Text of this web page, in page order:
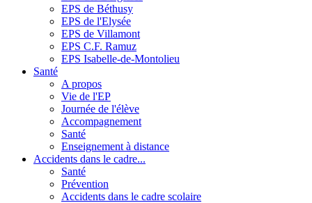
EPS de Béthusy
EPS de l'Elysée
EPS de Villamont
EPS C.F. Ramuz
EPS Isabelle-de-Montolieu
Santé
A propos
Vie de l'EP
Journée de l'élève
Accompagnement
Santé
Enseignement à distance
Accidents dans le cadre...
Santé
Prévention
Accidents dans le cadre scolaire